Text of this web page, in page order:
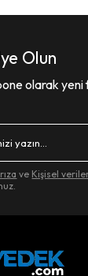
Olun
olarak
ve Kişisel